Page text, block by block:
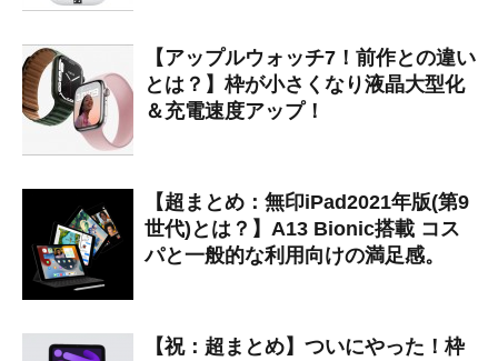
【アップルウォッチ7！前作との違い
とは？】枠が小さくなり液晶大型化
＆充電速度アップ！
【超まとめ：無印iPad2021年版(第9
世代)とは？】A13 Bionic搭載 コス
パと一般的な利用向けの満足感。
【祝：超まとめ】ついにやった！枠